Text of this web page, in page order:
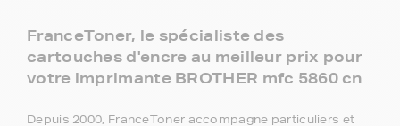
FranceToner, le spécialiste des
cartouches d'encre au meilleur prix pour
votre imprimante BROTHER mfc 5860 cn
Depuis 2000, FranceToner accompagne particuliers et